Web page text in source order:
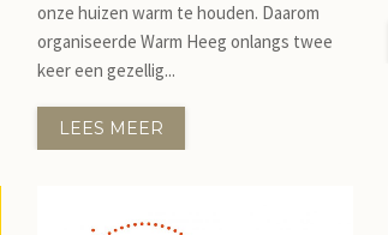
onze huizen warm te houden. Daarom
organiseerde Warm Heeg onlangs twee
keer een gezellig...
LEES MEER